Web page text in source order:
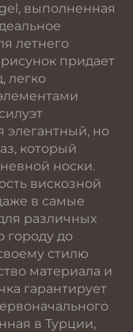
выполненная
летнего
придает
легко
элегантный, но
который
носки.
вискозной
в самые
различных
городу до
стилю
материала и
гарантирует
в Турции,